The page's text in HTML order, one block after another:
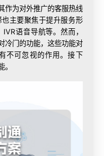
作为对外推广的客服热线
主要聚焦于提升服务形
语音导航等。然而，
冷门的功能，这些功能对
不可忽视的作用。接下